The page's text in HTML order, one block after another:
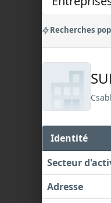
Recherches
Identité
Secteur
Adresse